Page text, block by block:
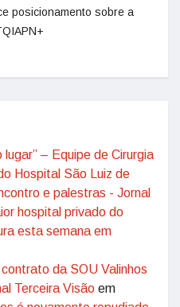
posicionamento sobre a
– Equipe de Cirurgia
Hospital São Luiz de
e palestras - Jornal
hospital privado do
esta semana em
da SOU Valinhos
Terceira Visão em